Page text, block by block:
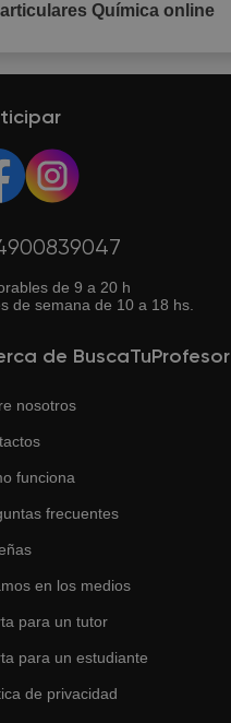
Química online
de 9 a 20 h
de semana de 10 a 18 hs.
de BuscaTuProfesor
nosotros
funciona
frecuentes
en los medios
para un tutor
para un estudiante
de privacidad